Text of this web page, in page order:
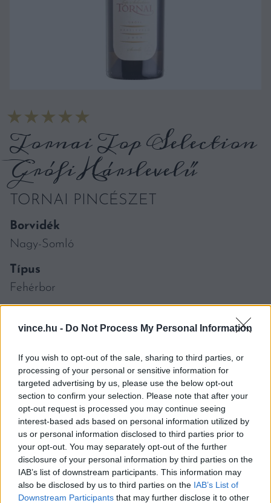
vince.hu - Do Not Process My Personal Information
If you wish to opt-out of the sale, sharing to third parties, or
processing of your personal or sensitive information for
targeted advertising by us, please use the below opt-out
section to confirm your selection. Please note that after your
opt-out request is processed you may continue seeing
interest-based ads based on personal information utilized by
us or personal information disclosed to third parties prior to
your opt-out. You may separately opt-out of the further
disclosure of your personal information by third parties on the
IAB’s list of downstream participants. This information may
also be disclosed by us to third parties on the IAB’s List of
Downstream Participants that may further disclose it to other
Tornai Top Selection
Grófi Hárslevelű
TORNAI PINCÉSZET
Borvidék
Nagy-Somló
Típus
Fehérbor
Hárslevelű
Árkategória
5.000 Ft - 8.000 Ft
Jelleg
Száraz
Vince teszt időpont
2022. július
Évjárat